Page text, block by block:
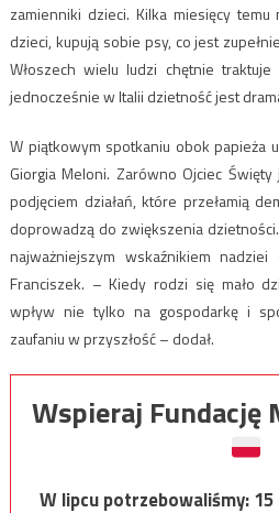
zamienniki dzieci. Kilka miesięcy
dzieci, kupują sobie psy, co jest
Włoszech wielu ludzi chętnie
jednocześnie w Italii dzietność jest
W piątkowym spotkaniu obok papieża
Giorgia Meloni. Zarówno Ojciec
podjęciem działań, które przełamią
doprowadzą do zwiększenia
najważniejszym wskaźnikiem
Franciszek. – Kiedy rodzi się mało
wpływ nie tylko na gospodarkę i
zaufaniu w przyszłość – dodał.
Wspieraj Fundację
W lipcu potrzebowaliśmy: